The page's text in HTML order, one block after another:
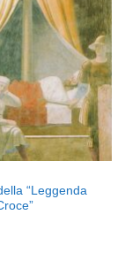
“Leggenda